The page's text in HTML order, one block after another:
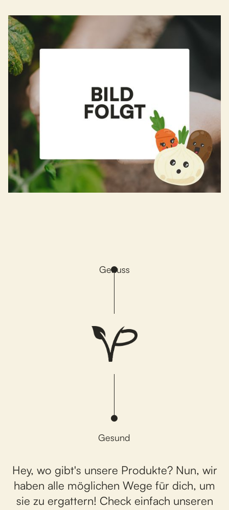
Genuss
Gesund
Hey, wo gibt's unsere Produkte? Nun, wir
haben alle möglichen Wege für dich, um
sie zu ergattern! Check einfach unseren